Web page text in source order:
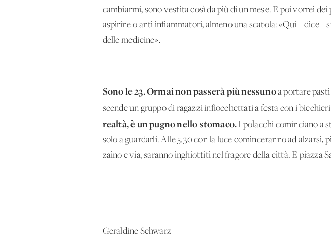
cambiarmi, sono vestita così da più di un mese. E poi vorrei
aspirine o anti infiammatori, almeno una scatola: «Qui – dice –
delle medicine».
Sono le 23. Ormai non passerà più nessunoa portare pasti
scende un gruppo di ragazzi infiocchettati a festa con i
realtà, è un pugno nello stomaco. I polacchi cominciano a
solo a guardarli. Alle 5.30 con la luce cominceranno ad
zaino e via, saranno inghiottiti nel fragore della città. E piazza
Geraldine Schwarz